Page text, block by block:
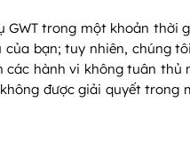
GWT trong một khoản thời
bạn; tuy nhiên, chúng
các hành vi không tuân thủ
được giải quyết trong